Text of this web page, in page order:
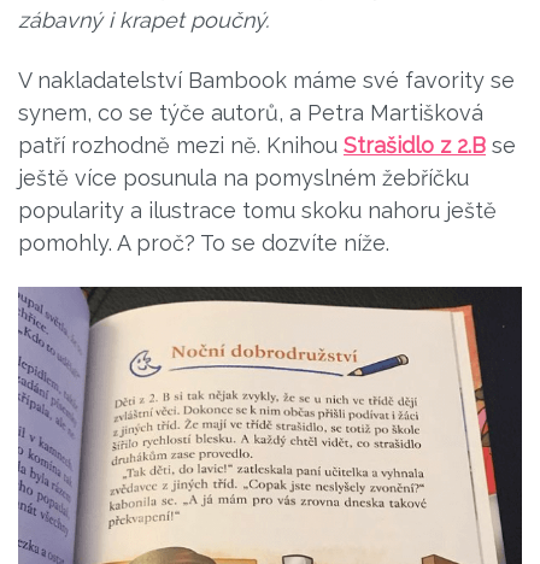
zábavný i krapet poučný.
V nakladatelství Bambook máme své favority se
synem, co se týče autorů, a Petra Martišková
patří rozhodně mezi ně. Knihou Strašidlo z 2.B se
ještě více posunula na pomyslném žebříčku
popularity a ilustrace tomu skoku nahoru ještě
pomohly. A proč? To se dozvíte níže.